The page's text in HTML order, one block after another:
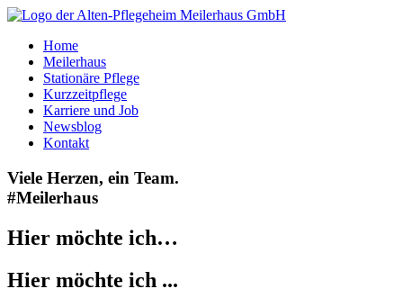
Home
Meilerhaus
Stationäre Pflege
Kurzzeitpflege
Karriere und Job
Newsblog
Kontakt
Viele Herzen, ein Team.
#Meilerhaus
Hier möchte ich…
Hier möchte ich ...